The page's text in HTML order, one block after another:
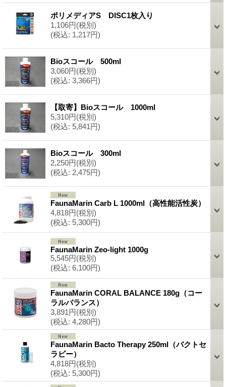
ポリメディアS DISC1枚入り
1,106円(税別)
(税込: 1,217円)
Bioスコール 500ml
3,060円(税別)
(税込: 3,366円)
【取寄】Bioスコール 1000ml
5,310円(税別)
(税込: 5,841円)
Bioスコール 300ml
2,250円(税別)
(税込: 2,475円)
FaunaMarin Carb L 1000ml（高性能活性炭）
4,818円(税別)
(税込: 5,300円)
FaunaMarin Zeo-light 1000g
5,545円(税別)
(税込: 6,100円)
FaunaMarin CORAL BALANCE 180g（コー
ラルバランス）
3,891円(税別)
(税込: 4,280円)
FaunaMarin Bacto Therapy 250ml（バクトセ
ラピー）
4,818円(税別)
(税込: 5,300円)